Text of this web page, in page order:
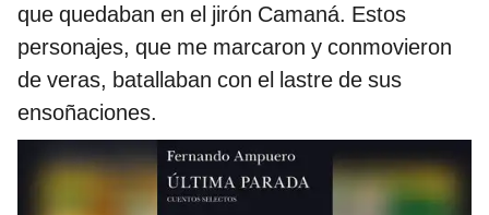
que quedaban en el jirón Camaná. Estos
personajes, que me marcaron y conmovieron
de veras, batallaban con el lastre de sus
ensoñaciones.